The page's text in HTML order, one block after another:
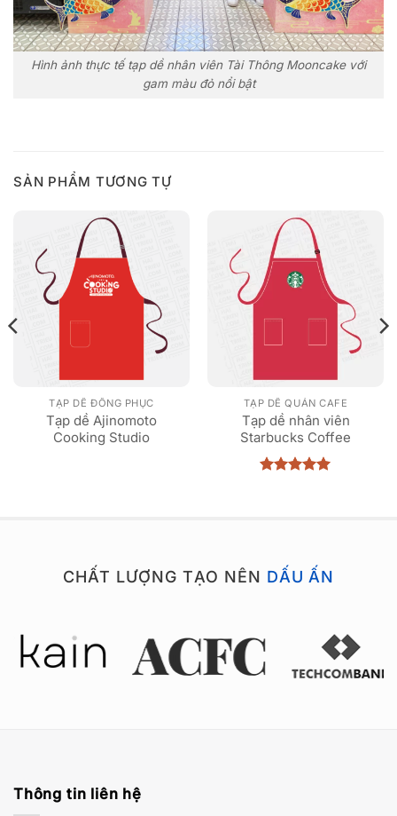
Hình ảnh thực tế tạp dề nhân viên Tài Thông Mooncake với
gam màu đỏ nổi bật
SẢN PHẨM TƯƠNG TỰ
TẠP DỀ ĐỒNG PHỤC
Tạp dề Ajinomoto
Cooking Studio
TẠP DỀ QUÁN CAFE
Tạp dề nhân viên
Starbucks Coffee
CHẤT LƯỢNG TẠO NÊN DẤU ẤN
Thông tin liên hệ